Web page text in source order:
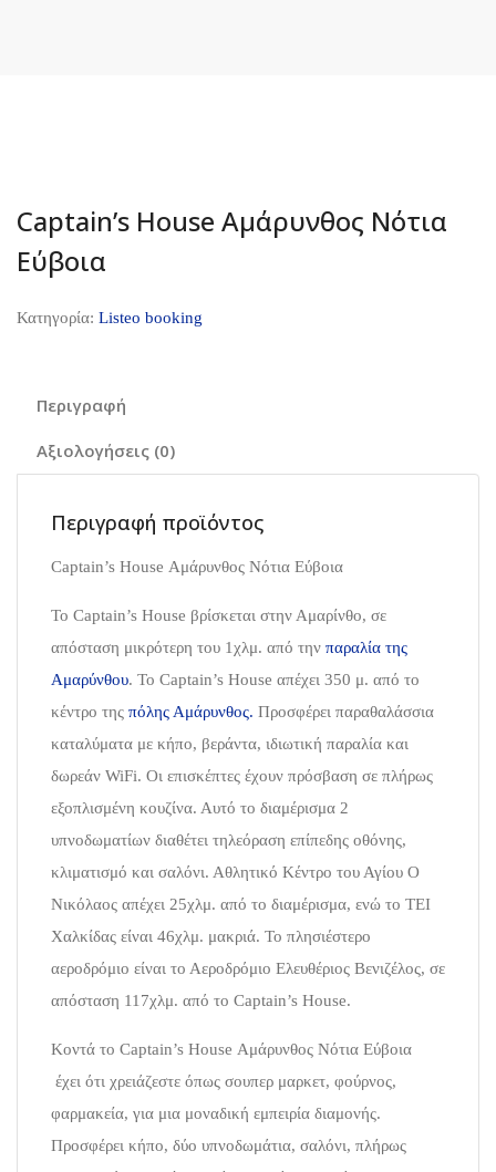
Captain’s House Αμάρυνθος Νότια
Εύβοια
Κατηγορία: Listeo booking
Περιγραφή
Αξιολογήσεις (0)
Περιγραφή προϊόντος
Captain’s House Αμάρυνθος Νότια Εύβοια
Το Captain’s House βρίσκεται στην Αμαρίνθο, σε
απόσταση μικρότερη του 1χλμ. από την παραλία της
Αμαρύνθου. To Captain’s House απέχει 350 μ. από το
κέντρο της πόλης Αμάρυνθος. Προσφέρει παραθαλάσσια
καταλύματα με κήπο, βεράντα, ιδιωτική παραλία και
δωρεάν WiFi. Οι επισκέπτες έχουν πρόσβαση σε πλήρως
εξοπλισμένη κουζίνα. Αυτό το διαμέρισμα 2
υπνοδωματίων διαθέτει τηλεόραση επίπεδης οθόνης,
κλιματισμό και σαλόνι. Αθλητικό Κέντρο του Αγίου Ο
Νικόλαος απέχει 25χλμ. από το διαμέρισμα, ενώ το ΤΕΙ
Χαλκίδας είναι 46χλμ. μακριά. Το πλησιέστερο
αεροδρόμιο είναι το Αεροδρόμιο Ελευθέριος Βενιζέλος, σε
απόσταση 117χλμ. από το Captain’s House.
Κοντά το Captain’s House Αμάρυνθος Νότια Εύβοια
έχει ότι χρειάζεστε όπως σουπερ μαρκετ, φούρνος,
φαρμακεία, για μια μοναδική εμπειρία διαμονής.
Προσφέρει κήπο, δύο υπνοδωμάτια, σαλόνι, πλήρως